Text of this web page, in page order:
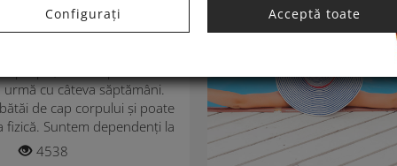
cărora veți
ca soarele
apropie, dar temperaturile
cu câteva săptămâni.
de cap corpului și poate
fizică. Suntem dependenți la
aer... 4538
Configurați Acceptă toate